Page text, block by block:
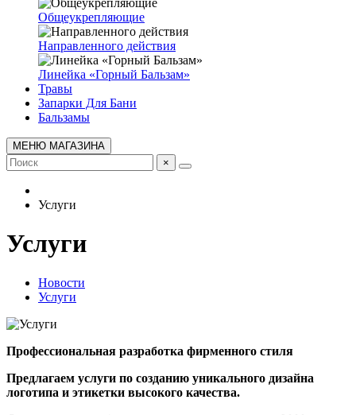
Общеукрепляющие
Направленного действия
Линейка «Горный Бальзам»
Травы
Запарки Для Бани
Бальзамы
МЕНЮ МАГАЗИНА
×
Услуги
Услуги
Новости
Услуги
Профессиональная разработка фирменного стиля
Предлагаем услуги по созданию уникального дизайна
логотипа и этикетки высокого качества.